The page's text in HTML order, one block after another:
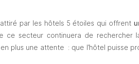
par les hôtels 5 étoiles qui offrent
ce secteur continuera de rechercher
plus une attente  : que l’hôtel puisse